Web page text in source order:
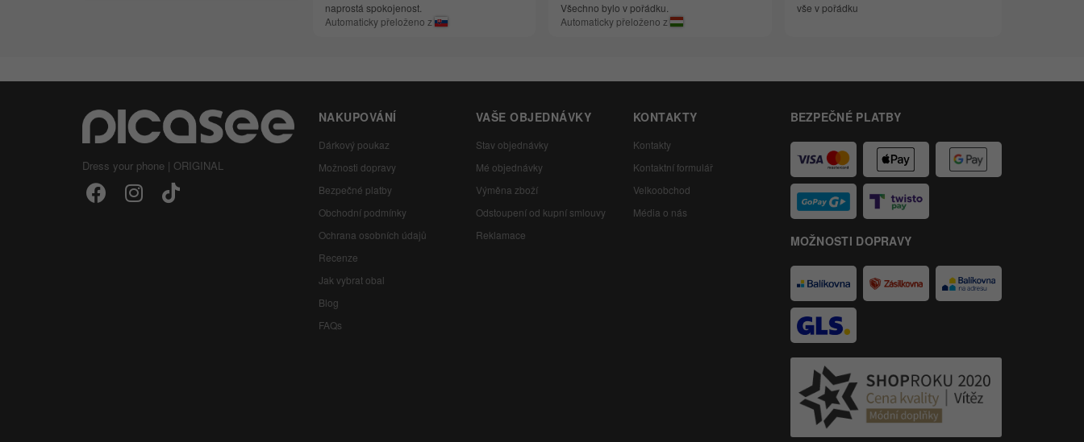
naprostá spokojenost.
Automaticky přeloženo z
Všechno bylo v pořádku.
Automaticky přeloženo z
vše v pořádku
Dress your phone | ORIGINAL
BEZPEČNÉ PLATBY
MOŽNOSTI DOPRAVY
NAKUPOVÁNÍ
Dárkový poukaz
Možnosti dopravy
Bezpečné platby
Obchodní podmínky
Ochrana osobních údajů
Recenze
Jak vybrat obal
Blog
FAQs
VAŠE OBJEDNÁVKY
Stav objednávky
Mé objednávky
Výměna zboží
Odstoupení od kupní smlouvy
Reklamace
KONTAKTY
Kontakty
Kontaktní formulář
Velkoobchod
Média o nás